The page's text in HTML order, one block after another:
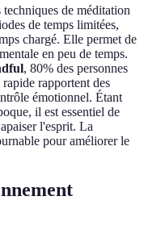
techniques de méditation
de temps limitées,
chargé. Elle permet de
en peu de temps.
, 80% des personnes
rapportent des
émotionnel. Étant
il est essentiel de
l'esprit. La
pour améliorer le